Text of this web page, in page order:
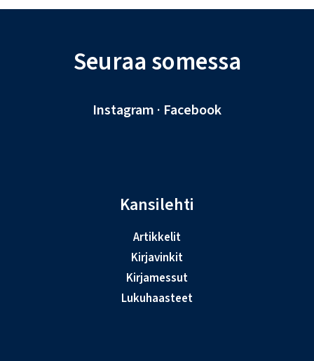
Seuraa somessa
Instagram · Facebook
Kansilehti
Artikkelit
Kirjavinkit
Kirjamessut
Lukuhaasteet